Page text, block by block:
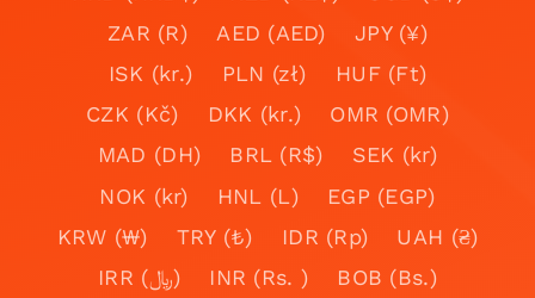
ZAR (R)
AED (AED)
JPY (¥)
ISK (kr.)
PLN (zł)
HUF (Ft)
CZK (Kč)
DKK (kr.)
OMR (OMR)
MAD (DH)
BRL (R$)
SEK (kr)
NOK (kr)
HNL (L)
EGP (EGP)
KRW (₩)
TRY (₺) IDR (Rp)
UAH (₴)
IRR (﷼)
INR (Rs. )
BOB (Bs.)